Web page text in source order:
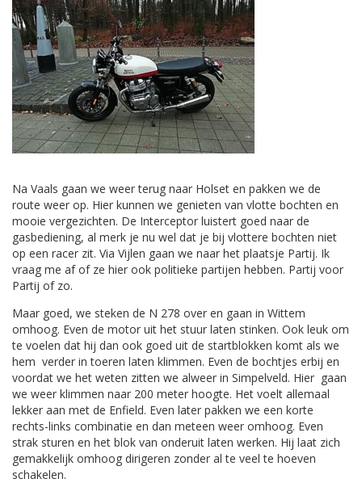
Na Vaals gaan we weer terug naar Holset en pakken we de
route weer op. Hier kunnen we genieten van vlotte bochten en
mooie vergezichten. De Interceptor luistert goed naar de
gasbediening, al merk je nu wel dat je bij vlottere bochten niet
op een racer zit. Via Vijlen gaan we naar het plaatsje Partij. Ik
vraag me af of ze hier ook politieke partijen hebben. Partij voor
Partij of zo.
Maar goed, we steken de N 278 over en gaan in Wittem
omhoog. Even de motor uit het stuur laten stinken. Ook leuk om
te voelen dat hij dan ook goed uit de startblokken komt als we
hem verder in toeren laten klimmen. Even de bochtjes erbij en
voordat we het weten zitten we alweer in Simpelveld. Hier gaan
we weer klimmen naar 200 meter hoogte. Het voelt allemaal
lekker aan met de Enfield. Even later pakken we een korte
rechts-links combinatie en dan meteen weer omhoog. Even
strak sturen en het blok van onderuit laten werken. Hij laat zich
gemakkelijk omhoog dirigeren zonder al te veel te hoeven
schakelen.